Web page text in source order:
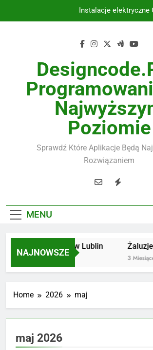
Instalacje elektryczne
Żaluzje drewniane
Instalacje elektryczne
Wysokiej jakości spławik
Poziomie
Sprawdź Które Aplikacje Będą
Rozwiązaniem
MENU
NAJNOWSZE
odpadów Lublin
Miesiące Ago
Żaluzje
3 Miesiące
Home 2026 maj
maj 2026